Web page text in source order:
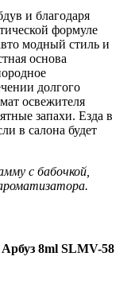
и благодаря
формуле
модный стиль и
основа
долгого
освежителя
запахи. Езда в
в салона будет
с бабочкой,
8ml SLMV-58